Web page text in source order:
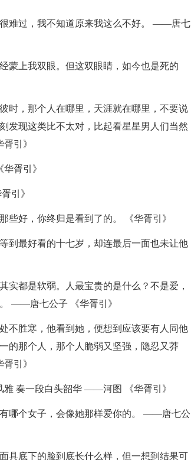
难过，我不知道原来我这么不好。 ——唐七
蒙上我双眼。但这双眼睛，如今也是死的
时，那个人在哪里，天涯就在哪里，不要说
现这类比不太对，比起看星星男人们当然
引》
胥引》
引》
些好，你终归是看到了的。 《华胥引》
到最好看的十七岁，却连最后一面也未让他
实都是软弱。人最宝贵的是什么？不是爱，
——唐七公子 《华胥引》
不胜寒，他看到她，便想到应该要有人同他
的那个人，那个人脆弱又坚强，隐忍又莽
引》
雅 奏一段白头韶华 ——河图 《华胥引》
哪个女子，会像她那样爱你的。 ——唐七公
具底下的脸到底长什么样，但一想到结果可